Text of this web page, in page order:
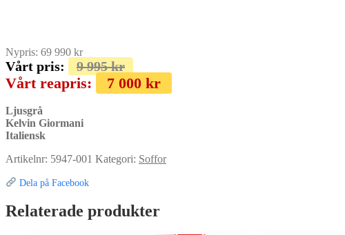
Nypris: 69 990 kr
Vårt pris: 9 995kr
Vårt reapris: 7 000 kr
Ljusgrå
Kelvin Giormani
Italiensk
Artikelnr: 5947-001 Kategori: Soffor
Dela på Facebook
Relaterade produkter